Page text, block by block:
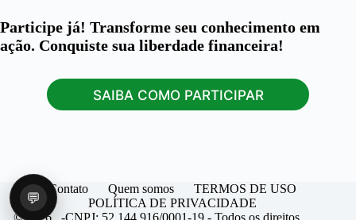
Participe já! Transforme seu conhecimento em
ação. Conquiste sua liberdade financeira!
SAIBA COMO PARTICIPAR
Contato Quem somos
TERMOS DE USO
POLÍTICA DE PRIVACIDADE
© 2026 -CNPJ: 52.144.916/0001-19 - Todos os direitos
💬